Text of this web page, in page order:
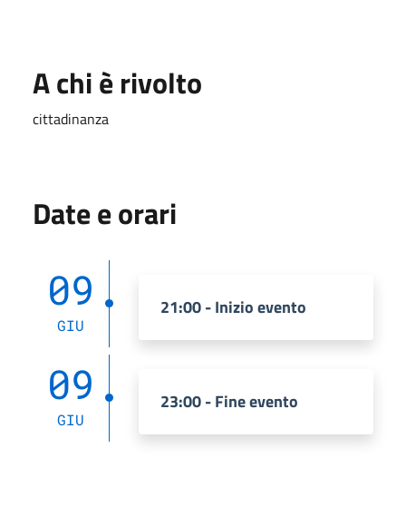
A chi è rivolto
cittadinanza
Date e orari
09
GIU
21:00 - Inizio evento
09
GIU
23:00 - Fine evento